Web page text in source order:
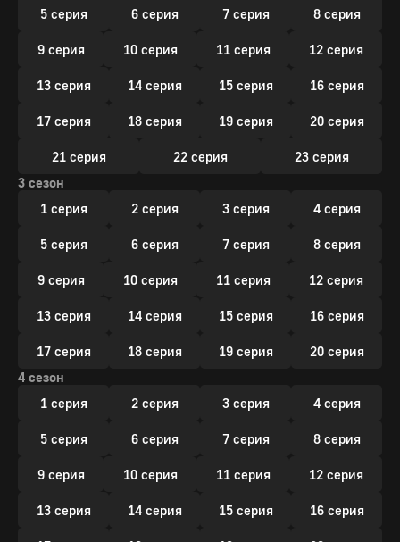
5 серия 6 серия 7 серия 8 серия
9 серия 10 серия 11 серия 12 серия
13 серия 14 серия 15 серия 16 серия
17 серия 18 серия 19 серия 20 серия
21 серия 22 серия
23 серия
3 сезон
1 серия
2 серия 3 серия 4 серия
5 серия 6 серия 7 серия 8 серия
9 серия 10 серия 11 серия 12 серия
13 серия 14 серия 15 серия 16 серия
17 серия 18 серия 19 серия
20 серия
4 сезон
1 серия
2 серия 3 серия 4 серия
5 серия 6 серия 7 серия 8 серия
9 серия 10 серия 11 серия 12 серия
13 серия 14 серия 15 серия 16 серия